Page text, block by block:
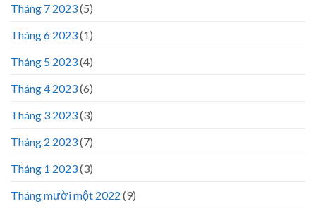
Tháng 7 2023(5)
Tháng 6 2023(1)
Tháng 5 2023(4)
Tháng 4 2023(6)
Tháng 3 2023(3)
Tháng 2 2023(7)
Tháng 1 2023(3)
Tháng mười một 2022 (9)